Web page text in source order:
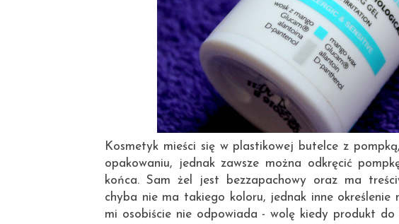
Kosmetyk mieści się w plastikowej butelce z
opakowaniu, jednak zawsze można odkręcić
końca. Sam żel jest bezzapachowy oraz ma
chyba nie ma takiego koloru, jednak inne
mi osobiście nie odpowiada - wolę kiedy produkt